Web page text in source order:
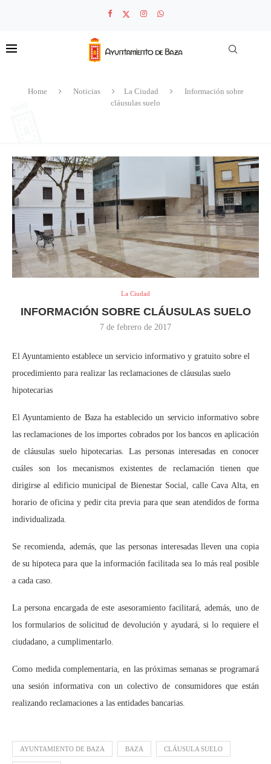
Home Noticias La Ciudad
Información sobre
cláusulas suelo
La Ciudad
INFORMACIÓN SOBRE CLÁUSULAS SUELO
7 de febrero de 2017
El Ayuntamiento establece un servicio informativo y gratuito sobre el
procedimiento para realizar las reclamaciones de cláusulas suelo
hipotecarias
El Ayuntamiento de Baza ha establecido un servicio informativo sobre
las reclamaciones de los importes cobrados por los bancos en aplicación
de cláusulas suelo hipotecarias. Las personas interesadas en conocer
cuáles son los mecanismos existentes de reclamación tienen que
dirigirse al edificio municipal de Bienestar Social, calle Cava Alta, en
horario de oficina y pedir cita previa para que sean atendidos de forma
individualizada.
Se recomienda, además, que las personas interesadas lleven una copia
de su hipoteca para que la información facilitada sea lo más real posible
a cada caso.
La persona encargada de este asesoramiento facilitará, además, uno de
los formularios de solicitud de devolución y ayudará, si lo requiere el
ciudadano, a cumplimentarlo.
Como medida complementaria, en las próximas semanas se programará
una sesión informativa con un colectivo de consumidores que están
realizando reclamaciones a las entidades bancarias.
AYUNTAMIENTO DE BAZA BAZA CLÁUSULA SUELO